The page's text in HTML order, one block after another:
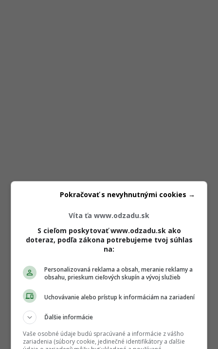
Víta ťa www.odzadu.sk
S cieľom poskytovať www.odzadu.sk ako
doteraz, podľa zákona potrebujeme tvoj súhlas
na:
Personalizovaná reklama a obsah, meranie reklamy a
obsahu, prieskum cieľových skupín a vývoj služieb
Uchovávanie alebo prístup k informáciám na zariadení
Ďalšie informácie
Vaše osobné údaje budú spracúvané a informácie z vášho
zariadenia (súbory cookie, jedinečné identifikátory a ďalšie
Pokračovať s nevyhnutnými cookies →